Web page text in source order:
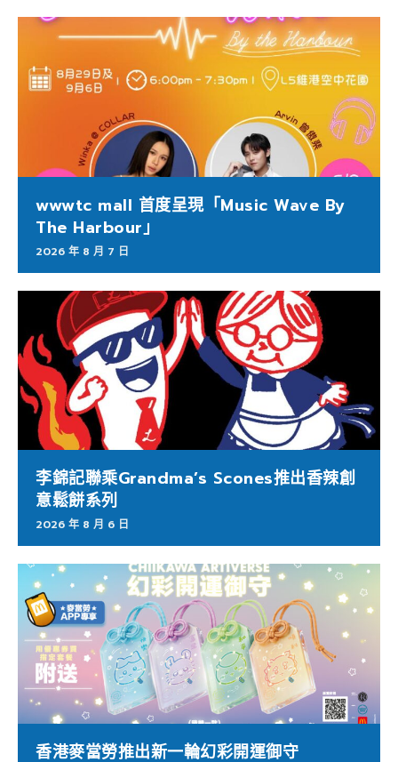
wwwtc mall 首度呈現「Music Wave By
The Harbour」
2026 年 8 月 7 日
李錦記聯乘Grandma’s Scones推出香辣創
意鬆餅系列
2026 年 8 月 6 日
香港麥當勞推出新一輪幻彩開運御守